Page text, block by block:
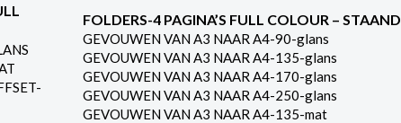
FOLDERS-4 PAGINA’S FULL COLOUR – STAAND
GEVOUWEN VAN A3 NAAR A4-90-glans
GEVOUWEN VAN A3 NAAR A4-135-glans
GEVOUWEN VAN A3 NAAR A4-170-glans
GEVOUWEN VAN A3 NAAR A4-250-glans
GEVOUWEN VAN A3 NAAR A4-135-mat